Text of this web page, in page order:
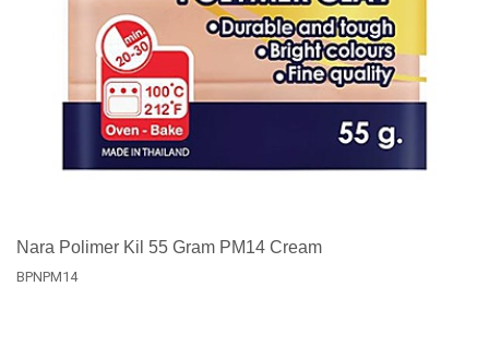
Nara Polimer Kil 55 Gram PM14 Cream
BPNPM14